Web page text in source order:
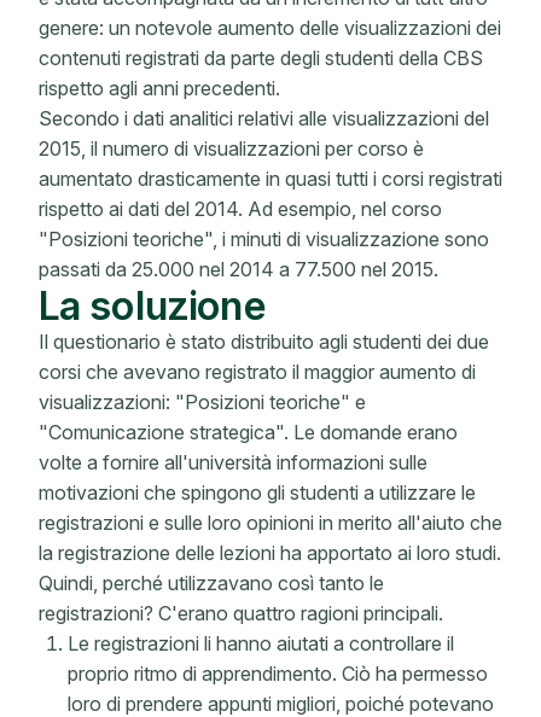
genere: un notevole aumento delle visualizzazioni dei
contenuti registrati da parte degli studenti della CBS
rispetto agli anni precedenti.
Secondo i dati analitici relativi alle visualizzazioni del
2015, il numero di visualizzazioni per corso è
aumentato drasticamente in quasi tutti i corsi registrati
rispetto ai dati del 2014. Ad esempio, nel corso
"Posizioni teoriche", i minuti di visualizzazione sono
passati da 25.000 nel 2014 a 77.500 nel 2015.
La soluzione
Il questionario è stato distribuito agli studenti dei due
corsi che avevano registrato il maggior aumento di
visualizzazioni: "Posizioni teoriche" e
"Comunicazione strategica". Le domande erano
volte a fornire all'università informazioni sulle
motivazioni che spingono gli studenti a utilizzare le
registrazioni e sulle loro opinioni in merito all'aiuto che
la registrazione delle lezioni ha apportato ai loro studi.
Quindi, perché utilizzavano così tanto le
registrazioni? C'erano quattro ragioni principali.
Le registrazioni li hanno aiutati a controllare il
proprio ritmo di apprendimento. Ciò ha permesso
loro di prendere appunti migliori, poiché potevano